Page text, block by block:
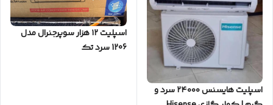
اسپلیت هایسنس ۲۴۰۰۰ سرد و
اسپلیت ۱۲ هزار سوپرجنرال مدل
1206 سرد تک